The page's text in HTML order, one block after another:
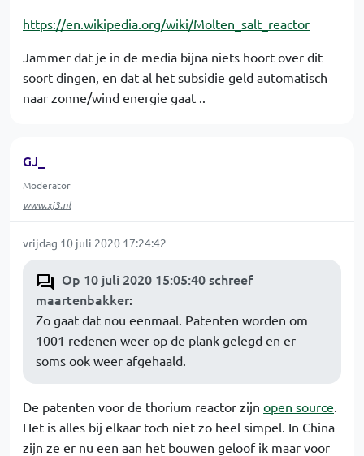
https://en.wikipedia.org/wiki/Molten_salt_reactor
Jammer dat je in de media bijna niets hoort over dit
soort dingen, en dat al het subsidie geld automatisch
naar zonne/wind energie gaat ..
GJ_
Moderator
www.xj3.nl
vrijdag 10 juli 2020 17:24:42
Op 10 juli 2020 15:05:40 schreef
maartenbakker:
Zo gaat dat nou eenmaal. Patenten worden om
1001 redenen weer op de plank gelegd en er
soms ook weer afgehaald.
De patenten voor de thorium reactor zijn open source.
Het is alles bij elkaar toch niet zo heel simpel. In China
zijn ze er nu een aan het bouwen geloof ik maar voor